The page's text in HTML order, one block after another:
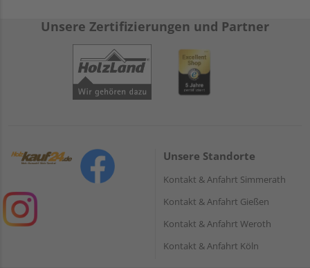
Unsere Zertifizierungen und Partner
Unsere Standorte
Kontakt & Anfahrt Simmerath
Kontakt & Anfahrt Gießen
Kontakt & Anfahrt Weroth
Kontakt & Anfahrt Köln